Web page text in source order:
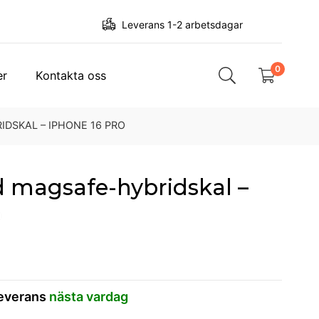
Leverans 1-2 arbetsdagar
Kontakta oss 0
– IPHONE 16 PRO
magsafe-hybridskal –
nästa vardag